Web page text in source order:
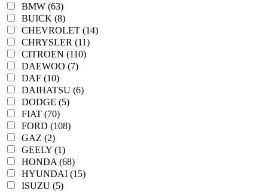
BMW (63)
BUICK (8)
CHEVROLET (14)
CHRYSLER (11)
CITROEN (110)
DAEWOO (7)
DAF (10)
DAIHATSU (6)
DODGE (5)
FIAT (70)
FORD (108)
GAZ (2)
GEELY (1)
HONDA (68)
HYUNDAI (15)
ISUZU (5)